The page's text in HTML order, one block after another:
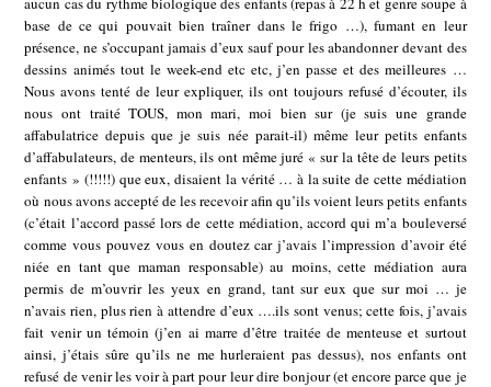
base de ce qui pouvait bien traîner dans le frigo …), fumant en leur
présence, ne s’occupant jamais d’eux sauf pour les abandonner devant des
dessins animés tout le week-end etc etc, j’en passe et des meilleures …
Nous avons tenté de leur expliquer, ils ont toujours refusé d’écouter, ils
nous ont traité TOUS, mon mari, moi bien sur (je suis une grande
affabulatrice depuis que je suis née parait-il) même leur petits enfants
d’affabulateurs, de menteurs, ils ont même juré « sur la tête de leurs petits
enfants » (!!!!!) que eux, disaient la vérité … à la suite de cette médiation
où nous avons accepté de les recevoir afin qu’ils voient leurs petits enfants
(c’était l’accord passé lors de cette médiation, accord qui m’a bouleversé
comme vous pouvez vous en doutez car j’avais l’impression d’avoir été
niée en tant que maman responsable) au moins, cette médiation aura
permis de m’ouvrir les yeux en grand, tant sur eux que sur moi … je
n’avais rien, plus rien à attendre d’eux ….ils sont venus; cette fois, j’avais
fait venir un témoin (j’en ai marre d’être traitée de menteuse et surtout
ainsi, j’étais sûre qu’ils ne me hurleraient pas dessus), nos enfants ont
refusé de venir les voir à part pour leur dire bonjour (et encore parce que je